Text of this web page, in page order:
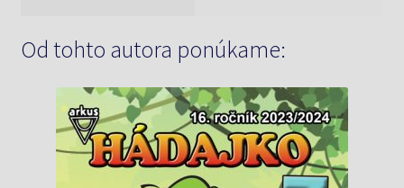
Od tohto autora ponúkame: